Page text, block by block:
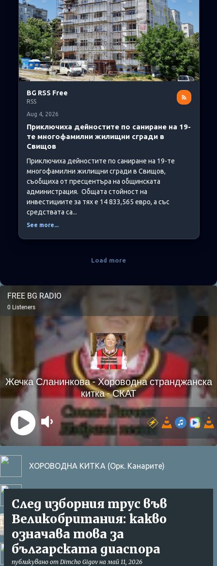
BG RSS Free
RSS
Aug 4, 2026
Приключиха дейностите по саниране на 19-
те многофамилни жилищни сгради в
Свищов
Приключиха дейностите по саниране на 19-те
многофамилни жилищни сгради в Свищов,
съобщиха от пресцентъра на общинската
администрация. Общата стойност на
инвестициите за тях е 14 833,565 евро, а със
средствата са...
See more...
Load more
ХОРОВОДНА КИТКА (Орк. Канарите)
хоро - Божидар Смилянов
freebgradio jungle
След изборния трус във
Великобритания: какво
означава това за
българската диаспора
публикувано от Dimcho Gigov на май 11, 2026